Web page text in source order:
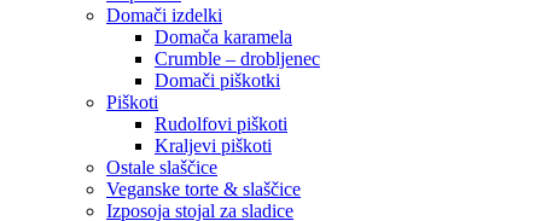
Domači izdelki
Domača karamela
Crumble – drobljenec
Domači piškotki
Piškoti
Rudolfovi piškoti
Kraljevi piškoti
Ostale slaščice
Veganske torte & slaščice
Izposoja stojal za sladice